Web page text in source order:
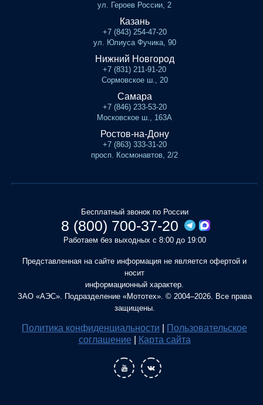
ул. Героев России, 2
Казань
+7 (843) 254-47-20
ул. Юлиуса Фучика, 90
Нижний Новгород
+7 (831) 211-91-20
Сормовское ш., 20
Самара
+7 (846) 233-53-20
Московское ш., 163А
Ростов-на-Дону
+7 (863) 333-31-20
просп. Космонавтов, 2/2
Бесплатный звонок по России
8 (800) 700-37-20
Работаем без выходных с 8:00 до 19:00
Представленная на сайте информация не является офертой и
носит
информационный характер.
ЗАО «АЭС». Подразделение «Мототех». © 2004–2026. Все права
защищены.
Политика конфиденциальности
Пользовательское
соглашение
Карта сайта